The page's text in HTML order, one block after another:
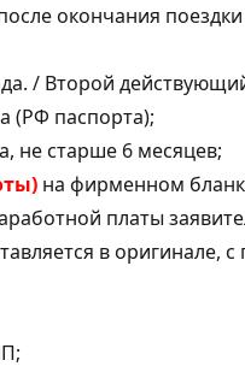
окончания
/ Второй
(РФ паспорта);
не старше 6 месяцев;
) на фирменном
платы
в